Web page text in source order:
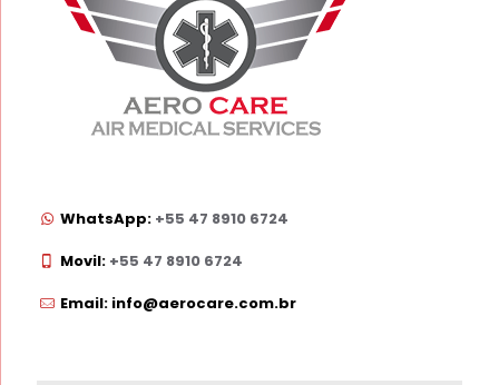
WhatsApp: +55 47 8910 6724
Movil: +55 47 8910 6724
Email: info@aerocare.com.br